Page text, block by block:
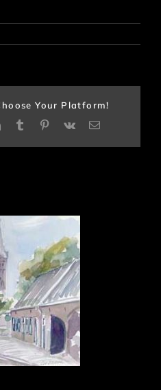
Your Platform!
LinkedInTumblrPinterest
Vk
E-